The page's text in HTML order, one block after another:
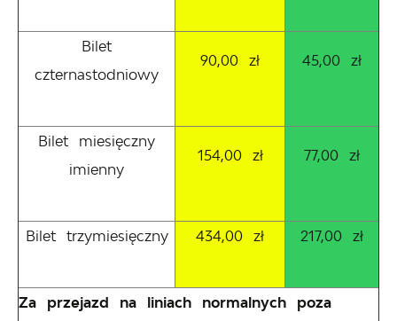
Bilet
czternastodniowy
90,00 zł 45,00 zł
Bilet miesięczny
imienny
154,00 zł 77,00 zł
Bilet trzymiesięczny 434,00 zł 217,00 zł
Za przejazd na liniach normalnych poza